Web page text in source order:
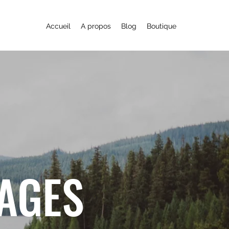
Accueil A propos Blog Boutique